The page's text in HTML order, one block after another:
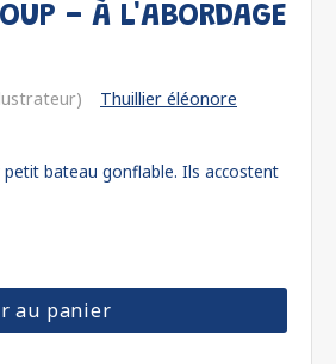
- À L'ABORDAGE
Thuillier éléonore
bateau gonflable. Ils accostent
au panier